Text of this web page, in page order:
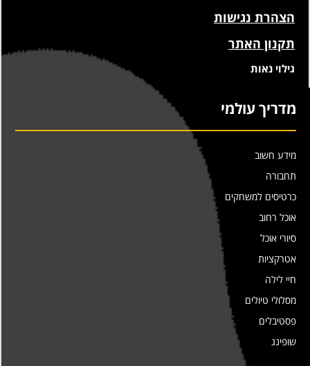
הצהרת נגישות
תקנון האתר
גילוי נאות
מדריך עולמי
מידע חשוב
תחבורה
כרטיסים למשחקים
אוכל רחוב
סיורי אוכל
אטרקציות
חיי לילה
מסלולי טיולים
פסטיבלים
שופינג